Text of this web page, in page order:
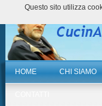
HOME CHI SIAMO
Questo sito utilizza